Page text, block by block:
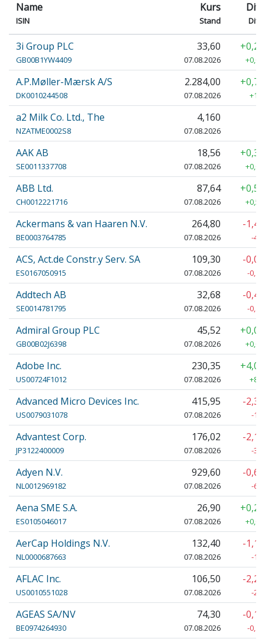
Name
ISIN
Kurs
Stand
Diff
Diff
3i Group PLC
GB00B1YW4409
33,60
07.08.2026
A.P.Møller-Mærsk A/S
DK0010244508
2.284,00
07.08.2026
a2 Milk Co. Ltd., The
NZATME0002S8
4,160
07.08.2026
AAK AB
SE0011337708
18,56
07.08.2026
ABB Ltd.
CH0012221716
87,64
07.08.2026
Ackermans & van Haaren N.V.
BE0003764785
264,80
07.08.2026
-
-
ACS, Act.de Constr.y Serv. SA
ES0167050915
109,30
07.08.2026
-
-
Addtech AB
SE0014781795
32,68
07.08.2026
-
-
Admiral Group PLC
GB00B02J6398
45,52
07.08.2026
Adobe Inc.
US00724F1012
230,35
07.08.2026
Advanced Micro Devices Inc.
US0079031078
415,95
07.08.2026
-
-
Advantest Corp.
JP3122400009
176,02
07.08.2026
-
-
Adyen N.V.
NL0012969182
929,60
07.08.2026
-
-
Aena SME S.A.
ES0105046017
26,90
07.08.2026
AerCap Holdings N.V.
NL0000687663
132,40
07.08.2026
-
-
AFLAC Inc.
US0010551028
106,50
07.08.2026
-
-
AGEAS SA/NV
BE0974264930
74,30
07.08.2026
-
-